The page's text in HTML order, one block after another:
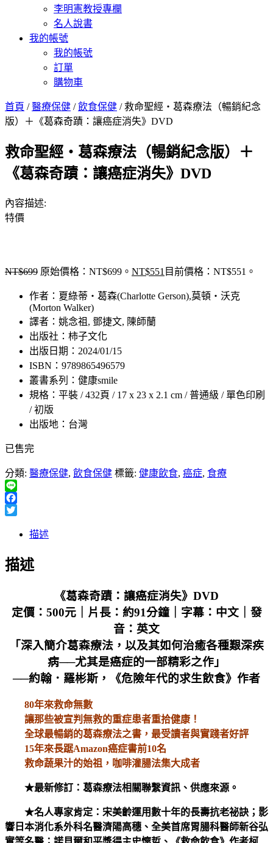
李明憲教授專欄
名人說書
我的帳號
我的帳號
訂單
購物車
首頁 /醫療保健 /飲食保健 / 救命聖經‧葛森療法（暢銷紀念
版）＋《葛森奇蹟：讓癌症消失》DVD
救命聖經‧葛森療法（暢銷紀念版）＋
《葛森奇蹟：讓癌症消失》DVD
內容描述:
特價
NT$699 原始價格：NT$699。 NT$551 目前價格：NT$551。
作者：夏綠蒂‧葛森(Charlotte Gerson),莫頓‧沃克
(Morton Walker)
譯者：姚念祖, 鄧捷文, 陳師蘭
出版社：柿子文化
出版日期：2024/01/15
ISBN：9789865496579
叢書系列：健康smile
規格：平裝 / 432頁 / 17 x 23 x 2.1 cm / 普通級 / 單色印刷
/ 初版
出版地：台灣
已售完
分類: 醫療保健, 飲食保健 標籤: 健康飲食, 癌症, 食療
Line
Facebook
描述
描述
《葛森奇蹟：讓癌症消失》DVD
定價：500元｜片長：約91分鐘｜字幕：中文｜發
音：英文
「深入簡介葛森療法，以及其如何治癒各種艱深疾
病──尤其是癌症的一部精彩之作」
──約翰．羅彬斯，《危險年代的求生飲食》作者
80年來救命無數
讓那些被宣判無救的重症患者重拾健康！
全球最暢銷的葛森療法之書，最受讀者與實踐者好評
15年來長踞Amazon癌症書前10名
救命蔬果汁的始祖，咖啡灌腸法集大成者
★最新修訂：葛森療法相關聯繫資訊、供應來源。
★名人專家肯定：宋美齡運用數十年的長壽抗老祕訣；影
響日本消化系外科名醫濟陽高穗、全美首席胃腸科醫師新谷弘